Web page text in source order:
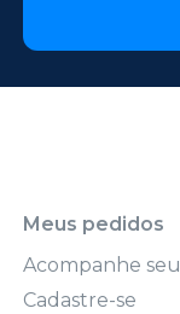
Meus pedidos
Acompanhe
Cadastre-se